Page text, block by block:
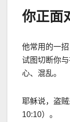
你正面
他常用的一
试图切断你
心、混乱。
耶稣说，盗
10:10）。